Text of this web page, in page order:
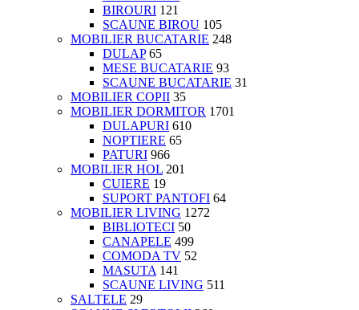
BIROURI 121
SCAUNE BIROU 105
MOBILIER BUCATARIE 248
DULAP 65
MESE BUCATARIE 93
SCAUNE BUCATARIE 31
MOBILIER COPII 35
MOBILIER DORMITOR 1701
DULAPURI 610
NOPTIERE 65
PATURI 966
MOBILIER HOL 201
CUIERE 19
SUPORT PANTOFI 64
MOBILIER LIVING 1272
BIBLIOTECI 50
CANAPELE 499
COMODA TV 52
MASUTA 141
SCAUNE LIVING 511
SALTELE 29